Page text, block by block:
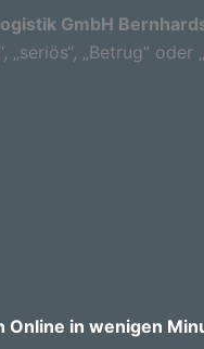
GmbH
„seriös“, „Betrug“ oder
Online in wenigen